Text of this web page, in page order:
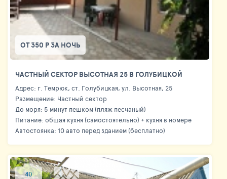
ОТ 350 Р ЗА НОЧЬ
ЧАСТНЫЙ СЕКТОР ВЫСОТНАЯ 25 В ГОЛУБИЦКОЙ
Адрес: г. Темрюк, ст. Голубицкая, ул. Высотная, 25
Размещение: Частный сектор
До моря: 5 минут пешком (пляж песчаный)
Питание: общая кухня (самостоятельно) + кухня в номере
Автостоянка: 10 авто перед зданием (бесплатно)
40